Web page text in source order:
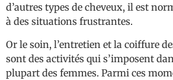
d’autres types de cheveux, il est
à des situations frustrantes.
Or le soin, l’entretien et la coiffure
sont des activités qui s’imposent
plupart des femmes. Parmi ces